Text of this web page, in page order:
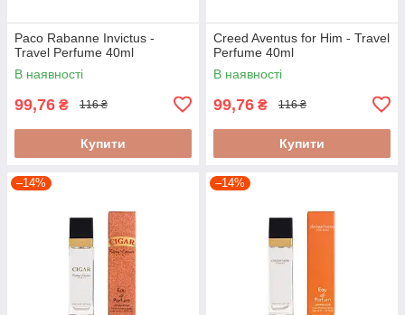
Paco Rabanne Invictus -
Travel Perfume 40ml
В наявності
99,76 ₴ 116 ₴
Купити
Creed Aventus for Him - Travel
Perfume 40ml
В наявності
99,76 ₴ 116 ₴
Купити
–14% –14%